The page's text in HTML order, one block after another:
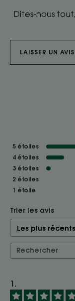
Dites-nous
LAISSER UN AVIS
5 étoiles
4 étoiles
3 étoiles
2 étoiles
1 étoile
Trier les avis